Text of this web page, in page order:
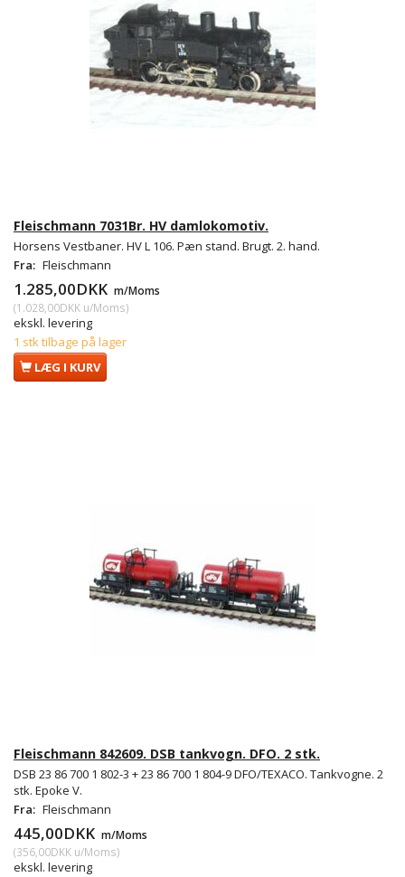
Fleischmann 7031Br. HV damlokomotiv.
Horsens Vestbaner. HV L 106. Pæn stand. Brugt. 2. hand.
Fra: Fleischmann
1.285,00DKK m/Moms
(1.028,00DKK u/Moms)
ekskl. levering
1 stk tilbage på lager
LÆG I KURV
Fleischmann 842609. DSB tankvogn. DFO. 2 stk.
DSB 23 86 700 1 802-3 + 23 86 700 1 804-9 DFO/TEXACO. Tankvogne. 2
stk. Epoke V.
Fra: Fleischmann
445,00DKK m/Moms
(356,00DKK u/Moms)
ekskl. levering